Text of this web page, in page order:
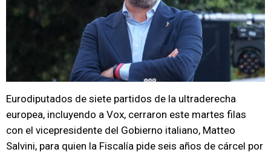
Eurodiputados de siete partidos de la ultraderecha
europea, incluyendo a Vox, cerraron este martes filas
con el vicepresidente del Gobierno italiano, Matteo
Salvini, para quien la Fiscalía pide seis años de cárcel por